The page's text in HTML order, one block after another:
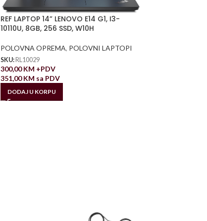
REF LAPTOP 14” LENOVO E14 G1, I3-
10110U, 8GB, 256 SSD, W10H
POLOVNA OPREMA, POLOVNI LAPTOPI
SKU: RL10029
300,00KM +PDV
351,00KM sa PDV
DODAJ U KORPU